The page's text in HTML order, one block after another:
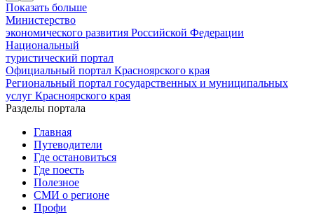
Показать больше
Министерство
экономического развития Российской Федерации
Национальный
туристический портал
Официальный портал Красноярского края
Региональный портал государственных и муниципальных
услуг Красноярского края
Разделы портала
Главная
Путеводители
Где остановиться
Где поесть
Полезное
СМИ о регионе
Профи